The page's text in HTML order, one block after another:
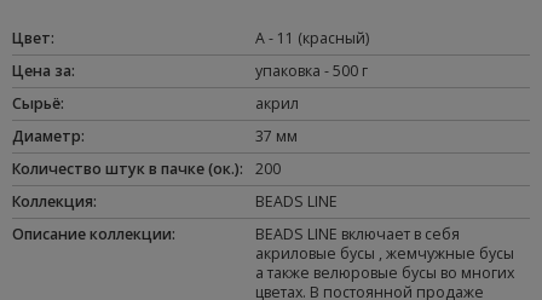
Цвет:
A - 11 (красный)
Цена за:
упаковка - 500 г
Сырьё:
акрил
Диаметр:
37 мм
Количество штук в пачке (ок.):
200
Коллекция:
BEADS LINE
Oписание коллекции:
BEADS LINE включает в себя
акриловые бусы , жемчужные бусы
а также велюровые бусы во многих
цветах. В постоянной продаже